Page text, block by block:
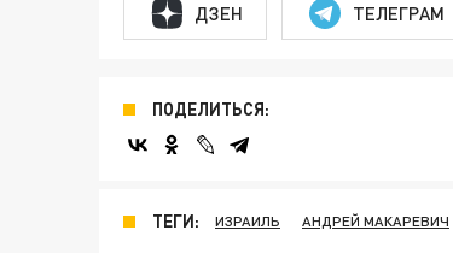
ДЗЕН ТЕЛЕГРАМ
ПОДЕЛИТЬСЯ:
ТЕГИ: ИЗРАИЛЬ АНДРЕЙ МАКАРЕВИЧ